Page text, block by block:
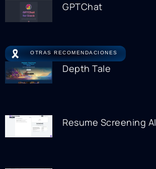
GPTChat
🎗️ OTRAS RECOMENDACIONES
Depth Tale
Resume Screening AI